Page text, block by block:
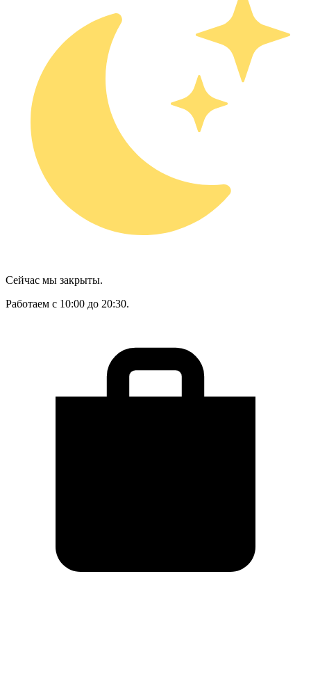
Сейчас мы закрыты.
Работаем с 10:00 до 20:30.